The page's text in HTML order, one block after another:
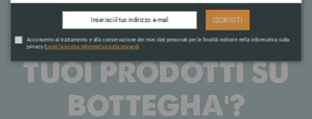
VUOI VENDERE I
TUOI PRODOTTI SU
BOTTEGHA'?
ISCRIVITI
Acconsento al trattamento e alla conservazione dei miei dati personali per le finalità indicate nella informativa sulla
privacy (Leggi la nostra informativa sulla privacy).